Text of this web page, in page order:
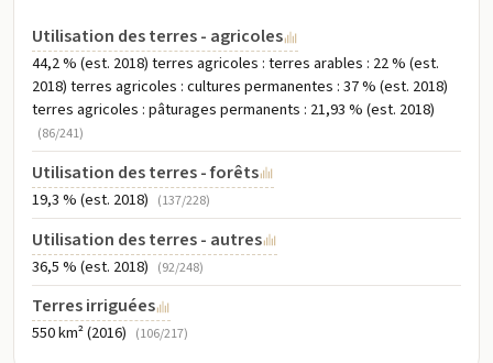
Utilisation des terres - agricoles
44,2 % (est. 2018) terres agricoles : terres arables : 22 % (est.
2018) terres agricoles : cultures permanentes : 37 % (est. 2018)
terres agricoles : pâturages permanents : 21,93 % (est. 2018)
(86/241)
Utilisation des terres - forêts
19,3 % (est. 2018) (137/228)
Utilisation des terres - autres
36,5 % (est. 2018) (92/248)
Terres irriguées
550 km² (2016) (106/217)